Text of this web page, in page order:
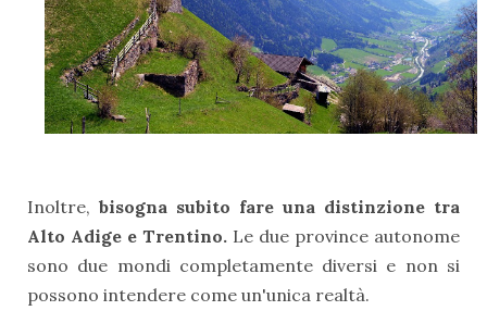
Inoltre, bisogna subito fare una distinzione tra
Alto Adige e Trentino. Le due province autonome
sono due mondi completamente diversi e non si
possono intendere come un'unica realtà.